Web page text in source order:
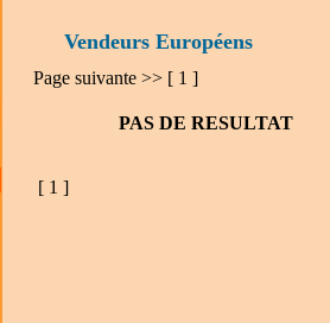
Vendeurs Européens
Page suivante >> [ 1 ]
PAS DE RESULTAT
[ 1 ]